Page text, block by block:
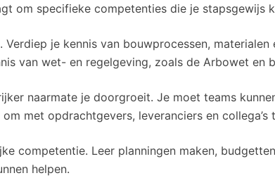
om specifieke competenties die je stapsgewijs
je kennis van bouwprocessen,
van wet- en regelgeving, zoals de Arbowet en
naarmate je doorgroeit. Je moet teams
met opdrachtgevers, leveranciers en collega’s
competentie. Leer planningen maken,
helpen.